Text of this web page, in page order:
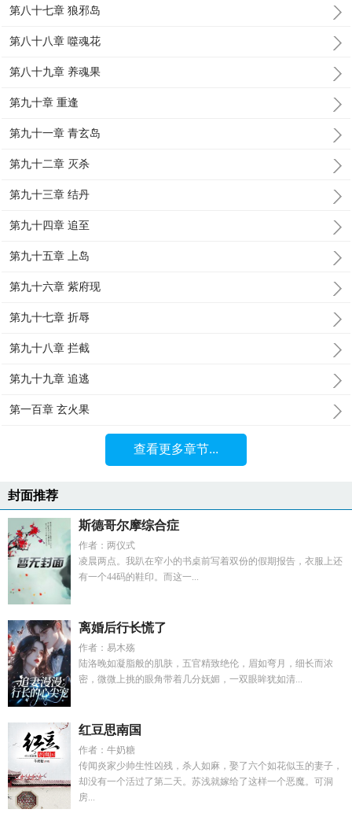
第八十七章 狼邪岛
第八十八章 噬魂花
第八十九章 养魂果
第九十章 重逢
第九十一章 青玄岛
第九十二章 灭杀
第九十三章 结丹
第九十四章 追至
第九十五章 上岛
第九十六章 紫府现
第九十七章 折辱
第九十八章 拦截
第九十九章 追逃
第一百章 玄火果
查看更多章节...
封面推荐
斯德哥尔摩综合症
作者：两仪式
凌晨两点。我趴在窄小的书桌前写着双份的假期报告，衣服上还
有一个44码的鞋印。而这一...
离婚后行长慌了
作者：易木殇
陆洛晚如凝脂般的肌肤，五官精致绝伦，眉如弯月，细长而浓
密，微微上挑的眼角带着几分妩媚，一双眼眸犹如清...
红豆思南国
作者：牛奶糖
传闻炎家少帅生性凶残，杀人如麻，娶了六个如花似玉的妻子，
却没有一个活过了第二天。苏浅就嫁给了这样一个恶魔。可洞
房...